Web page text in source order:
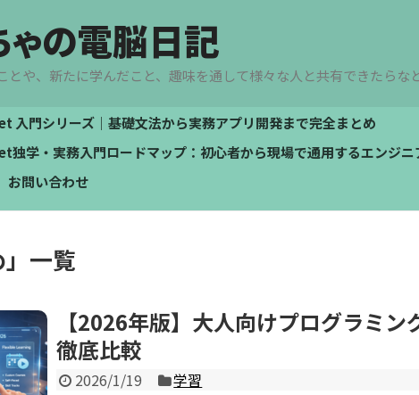
ゃの電脳日記
とや、新たに学んだこと、趣味を通して様々な人と共有できたらな
入門シリーズ｜基礎文法から実務アプリ開発まで完全まとめ
独学・実務入門ロードマップ：初心者から現場で通用するエンジニ
お問い合わせ
」 一覧
【2026年版】大人向けプログラミン
徹底比較
2026/1/19
学習